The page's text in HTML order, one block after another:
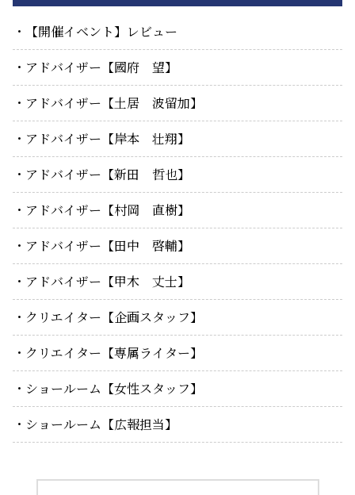
【開催イベント】レビュー
アドバイザー【國府 望】
アドバイザー【土居 波留加】
アドバイザー【岸本 壮翔】
アドバイザー【新田 哲也】
アドバイザー【村岡 直樹】
アドバイザー【田中 啓輔】
アドバイザー【甲木 丈士】
クリエイター【企画スタッフ】
クリエイター【専属ライター】
ショールーム【女性スタッフ】
ショールーム【広報担当】